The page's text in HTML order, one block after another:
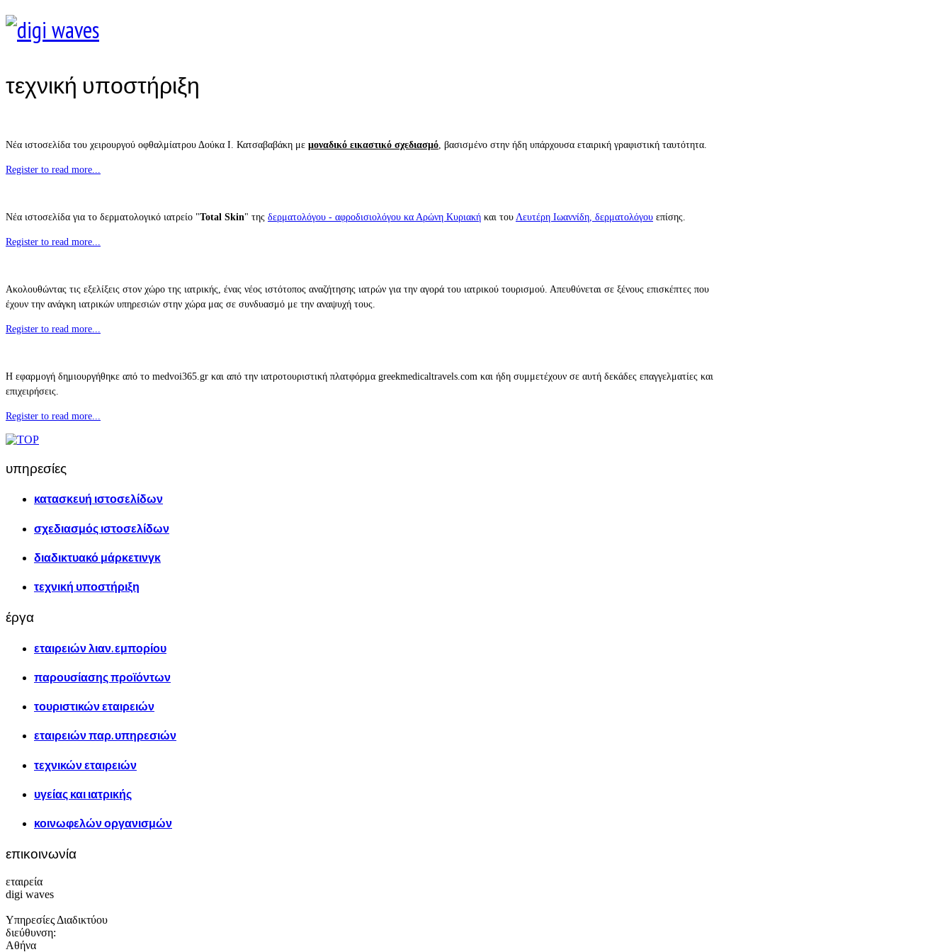
τεχνική υποστήριξη
Νέα ιστοσελίδα του χειρουργού οφθαλμίατρου Δούκα Ι. Κατσαβαβάκη με μοναδικό εικαστικό σχεδιασμό, βασισμένο στην ήδη υπάρχουσα εταιρική γραφιστική ταυτότητα.
Register to read more...
Νέα ιστοσελίδα για το δερματολογικό ιατρείο "Total Skin" της δερματολόγου - αφροδισιολόγου κα Αρώνη Κυριακή και του Λευτέρη Ιωαννίδη, δερματολόγου επίσης.
Register to read more...
Ακολουθώντας τις εξελίξεις στον χώρο της ιατρικής, ένας νέος ιστότοπος αναζήτησης ιατρών για την αγορά του ιατρικού τουρισμού. Απευθύνεται σε ξένους επισκέπτες που
έχουν την ανάγκη ιατρικών υπηρεσιών στην χώρα μας σε συνδυασμό με την αναψυχή τους.
Register to read more...
Η εφαρμογή δημιουργήθηκε από το medvoi365.gr και από την ιατροτουριστική πλατφόρμα greekmedicaltravels.com και ήδη συμμετέχουν σε αυτή δεκάδες επαγγελματίες και
επιχειρήσεις.
Register to read more...
υπηρεσίες
κατασκευή ιστοσελίδων
σχεδιασμός ιστοσελίδων
διαδικτυακό μάρκετινγκ
τεχνική υποστήριξη
έργα
εταιρειών λιαν. εμπορίου
παρουσίασης προϊόντων
τουριστικών εταιρειών
εταιρειών παρ. υπηρεσιών
τεχνικών εταιρειών
υγείας και ιατρικής
κοινωφελών οργανισμών
επικοινωνία
εταιρεία
digi waves
Υπηρεσίες Διαδικτύου
διεύθυνση:
Αθήνα